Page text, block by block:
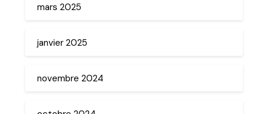
mars 2025
janvier 2025
novembre 2024